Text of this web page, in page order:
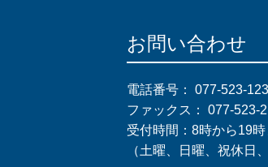
お問い合わせ
電話番号： 077-523-
ファックス： 077-523-
受付時間：8時から19
（土曜、日曜、祝休日